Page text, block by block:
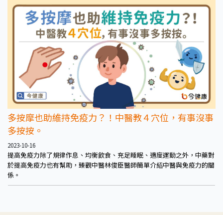
多按摩也助維持免疫力？！中醫教４穴位，有事沒事
多按按。
2023-10-16
提高免疫力除了規律作息、均衡飲食、充足睡眠、適度運動之外，中藥對
於提高免疫力也有幫助，臻觀中醫林俊臣醫師簡單介紹中醫與免疫力的關
係。